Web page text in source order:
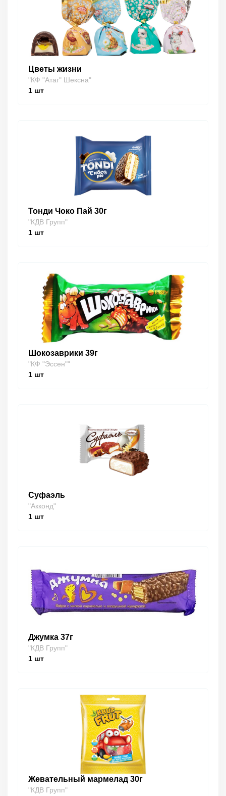
Цветы жизни
"КФ "Атаг" Шексна"
1 шт
Тонди Чоко Пай 30г
"КДВ Групп"
1 шт
Шокозаврики 39г
"КФ "Эссен""
1 шт
Суфаэль
"Акконд"
1 шт
Джумка 37г
"КДВ Групп"
1 шт
Жевательный мармелад 30г
"КДВ Групп"